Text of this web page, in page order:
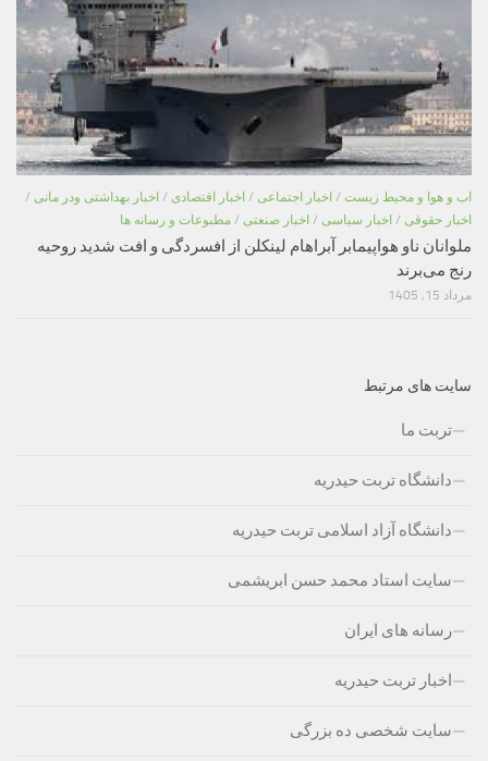
اب و هوا و محیط زیست / اخبار اجتماعی / اخبار اقتصادی / اخبار بهداشتی ودر مانی /
اخبار حقوقی / اخبار سیاسی / اخبار صنعتی / مطبوعات و رسانه ها
ملوانان ناو هواپیمابر آبراهام لینکلن از افسردگی و افت شدید روحیه
رنج می‌برند
مرداد 15, 1405
سایت های مرتبط
تربت ما
دانشگاه تربت حیدریه
دانشگاه آزاد اسلامی تربت حیدریه
سایت استاد محمد حسن ابریشمی
رسانه های ایران
اخبار تربت حیدریه
سایت شخصی ده بزرگی